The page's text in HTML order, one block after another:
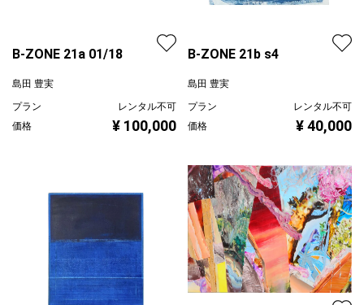
B-ZONE 21a 01/18
島田 豊実
プラン
レンタル不可
価格
¥ 100,000
B-ZONE 21b s4
島田 豊実
プラン
レンタル不可
価格
¥ 40,000